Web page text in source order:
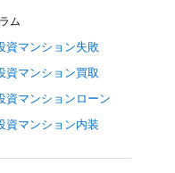
ム
資マンション失敗
資マンション買取
資マンションローン
資マンション内装